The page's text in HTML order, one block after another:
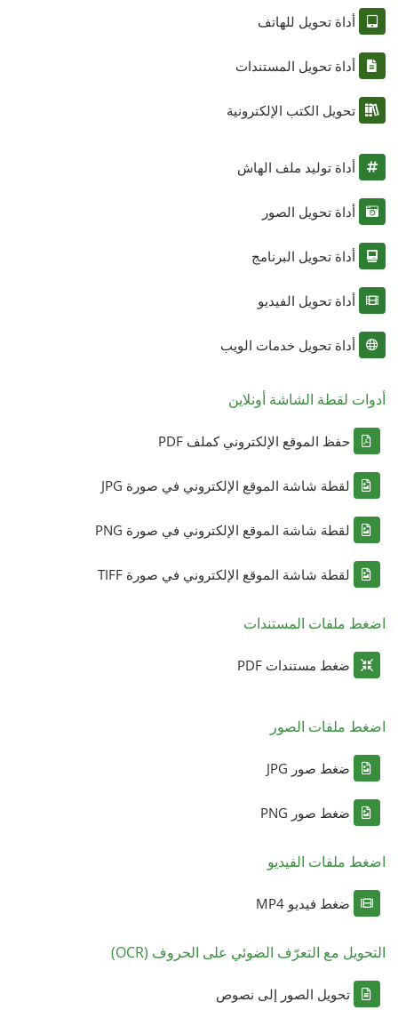
أداة تحويل للهاتف
أداة تحويل المستندات
تحويل الكتب الإلكترونية
أداة توليد ملف الهاش
أداة تحويل الصور
أداة تحويل البرنامج
أداة تحويل الفيديو
أداة تحويل خدمات الويب
أدوات لقطة الشاشة أونلاين
حفظ الموقع الإلكتروني كملف PDF
لقطة شاشة الموقع الإلكتروني في صورة JPG
لقطة شاشة الموقع الإلكتروني في صورة PNG
لقطة شاشة الموقع الإلكتروني في صورة TIFF
اضغط ملفات المستندات
ضغط مستندات PDF
اضغط ملفات الصور
ضغط صور JPG
ضغط صور PNG
اضغط ملفات الفيديو
ضغط فيديو MP4
التحويل مع التعرّف الضوئي على الحروف (OCR)
تحويل الصور إلى نصوص